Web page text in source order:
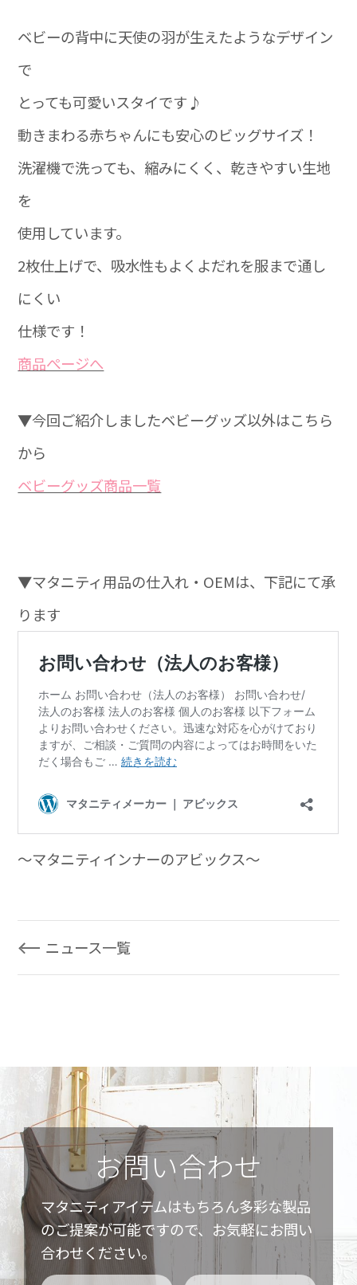
ベビーの背中に天使の羽が生えたようなデザイン
で
とっても可愛いスタイです♪
動きまわる赤ちゃんにも安心のビッグサイズ！
洗濯機で洗っても、縮みにくく、乾きやすい生地
を
使用しています。
2枚仕上げで、吸水性もよくよだれを服まで通し
にくい
仕様です！
商品ぺージへ
▼今回ご紹介しましたベビーグッズ以外はこちら
から
ベビーグッズ商品一覧
▼マタニティ用品の仕入れ・OEMは、下記にて承
ります
～マタニティインナーのアビックス～
ニュース一覧
お問い合わせ
マタニティアイテムはもちろん多彩な製品
のご提案が可能ですので、お気軽にお問い
合わせください。